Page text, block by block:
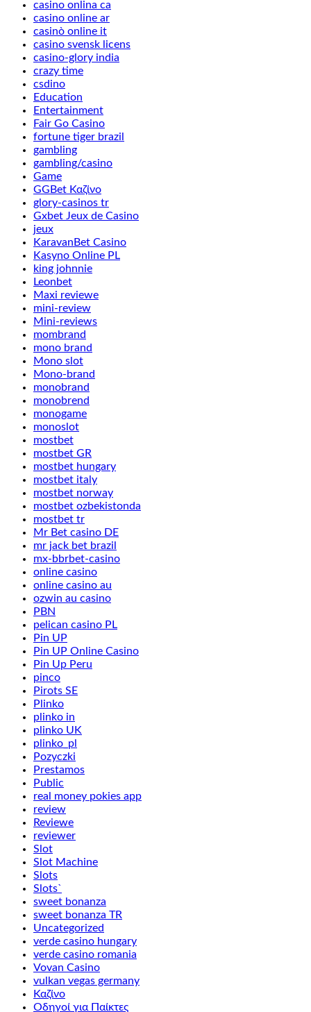
casino onlina ca
casino online ar
casinò online it
casino svensk licens
casino-glory india
crazy time
csdino
Education
Entertainment
Fair Go Casino
fortune tiger brazil
gambling
gambling/casino
Game
GGBet Καζίνο
glory-casinos tr
Gxbet Jeux de Casino
jeux
KaravanBet Casino
Kasyno Online PL
king johnnie
Leonbet
Maxi reviewe
mini-review
Mini-reviews
mombrand
mono brand
Mono slot
Mono-brand
monobrand
monobrend
monogame
monoslot
mostbet
mostbet GR
mostbet hungary
mostbet italy
mostbet norway
mostbet ozbekistonda
mostbet tr
Mr Bet casino DE
mr jack bet brazil
mx-bbrbet-casino
online casino
online casino au
ozwin au casino
PBN
pelican casino PL
Pin UP
Pin UP Online Casino
Pin Up Peru
pinco
Pirots SE
Plinko
plinko in
plinko UK
plinko_pl
Pozyczki
Prestamos
Public
real money pokies app
review
Reviewe
reviewer
Slot
Slot Machine
Slots
Slots`
sweet bonanza
sweet bonanza TR
Uncategorized
verde casino hungary
verde casino romania
Vovan Casino
vulkan vegas germany
Καζίνο
Οδηγοί για Παίκτες